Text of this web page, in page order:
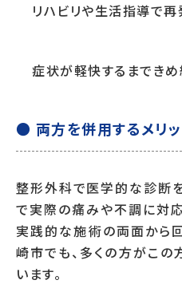
リハビリや生活指導で
症状が軽快するまでき
● 両方を併用するメリッ
整形外科で医学的な診断
で実際の痛みや不調に対
実践的な施術の両面から
崎市でも、多くの方がこ
います。